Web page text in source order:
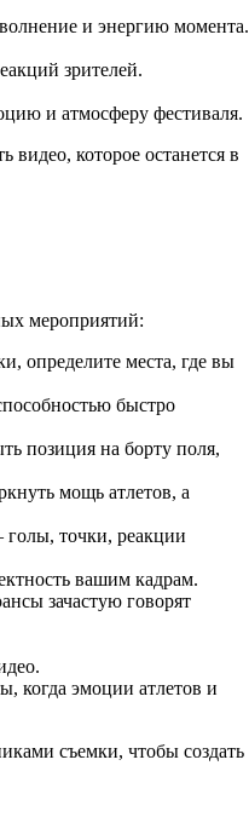
и энергию момента.
зрителей.
и атмосферу фестиваля.
которое останется в
мероприятий:
определите места, где вы
быстро
позиция на борту поля,
мощь атлетов, а
голы, точки, реакции
вашим кадрам.
зачастую говорят
когда эмоции атлетов и
съемки, чтобы создать